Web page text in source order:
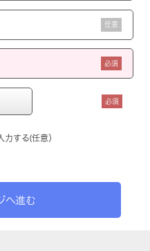
任意
必須
必須
力する(任意）
へ進む